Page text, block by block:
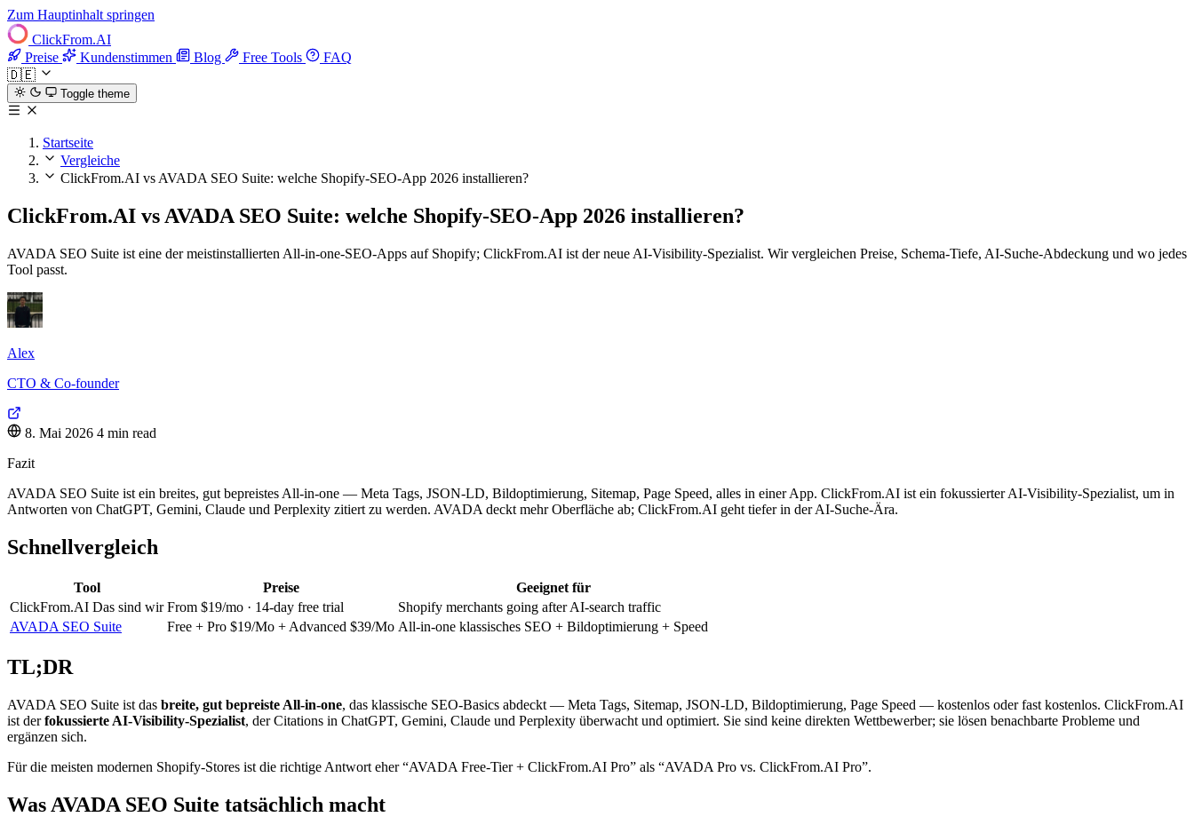
Zum Hauptinhalt springen
ClickFrom.AI
Preise
Kundenstimmen Blog Free Tools
FAQ
🇩🇪
Toggle theme
Startseite
Vergleiche
ClickFrom.AI vs AVADA SEO Suite: welche Shopify-SEO-App 2026 installieren?
ClickFrom.AI vs AVADA SEO Suite: welche Shopify-SEO-App 2026 installieren?
AVADA SEO Suite ist eine der meistinstallierten All-in-one-SEO-Apps auf Shopify; ClickFrom.AI ist der neue AI-Visibility-Spezialist. Wir vergleichen Preise, Schema-Tiefe, AI-Suche-Abdeckung und wo jedes
Tool passt.
Alex
CTO & Co-founder
8. Mai 2026 4 min read
Fazit
AVADA SEO Suite ist ein breites, gut bepreistes All-in-one — Meta Tags, JSON-LD, Bildoptimierung, Sitemap, Page Speed, alles in einer App. ClickFrom.AI ist ein fokussierter AI-Visibility-Spezialist, um in
Antworten von ChatGPT, Gemini, Claude und Perplexity zitiert zu werden. AVADA deckt mehr Oberfläche ab; ClickFrom.AI geht tiefer in der AI-Suche-Ära.
Schnellvergleich
Tool Preise
Geeignet für
ClickFrom.AI Das sind wir From $19/mo · 14-day free trial
Shopify merchants going after AI-search traffic
AVADA SEO Suite
Free + Pro $19/Mo + Advanced $39/Mo All-in-one klassisches SEO + Bildoptimierung + Speed
TL;DR
AVADA SEO Suite ist das breite, gut bepreiste All-in-one, das klassische SEO-Basics abdeckt — Meta Tags, Sitemap, JSON-LD, Bildoptimierung, Page Speed — kostenlos oder fast kostenlos. ClickFrom.AI
ist derfokussierte AI-Visibility-Spezialist, der Citations in ChatGPT, Gemini, Claude und Perplexity überwacht und optimiert. Sie sind keine direkten Wettbewerber; sie lösen benachbarte Probleme und
ergänzen sich.
Für die meisten modernen Shopify-Stores ist die richtige Antwort eher “AVADA Free-Tier + ClickFrom.AI Pro” als “AVADA Pro vs. ClickFrom.AI Pro”.
Was AVADA SEO Suite tatsächlich macht